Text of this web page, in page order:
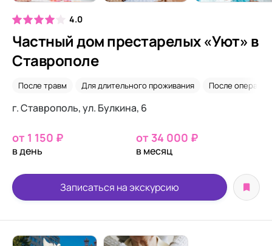
4.0
Частный дом престарелых «Уют» в
Ставрополе
После травм Для длительного проживания После операций
г. Ставрополь, ул. Булкина, 6
от 1 150 ₽
в день
от 34 000 ₽
в месяц
Записаться на экскурсию